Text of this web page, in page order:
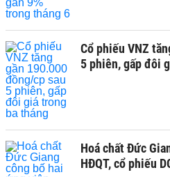
Cổ phiếu VNZ
5 phiên, gấp đôi
Hoá chất Đức
HĐQT, cổ phiếu